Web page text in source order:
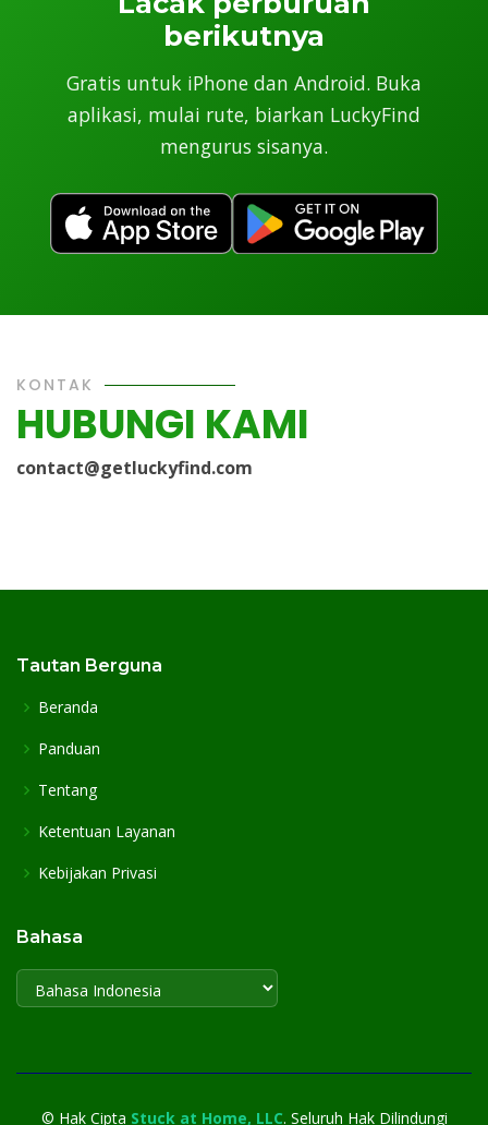
berikutnya
Gratis untuk iPhone dan Android. Buka
aplikasi, mulai rute, biarkan LuckyFind
mengurus sisanya.
KONTAK
HUBUNGI KAMI
contact@getluckyfind.com
Tautan Berguna
Beranda
Panduan
Tentang
Ketentuan Layanan
Kebijakan Privasi
Bahasa
© Hak Cipta Stuck at Home, LLC. Seluruh Hak Dilindungi